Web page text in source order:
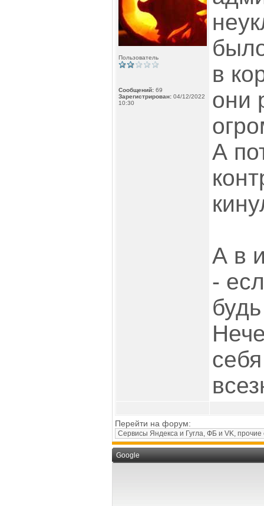
Пользователь
Сообщений: 69
Зарегистрирован: 04/12/2022
10:30
в
они
А
А в
-
Перейти на форум:
Google